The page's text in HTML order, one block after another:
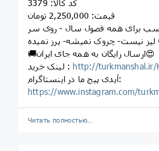
کد کالا: 3379
قیمت: 2,250,000 تومان
برای همه فصول سال - روی سر
🚚ارسال رایگان به همه جای ایران😍
لینک خرید : http://turkmanshal.ir/
آیدی پیج ما در اینستاگرام:
https://www.instagram.com/
Читать полностью…